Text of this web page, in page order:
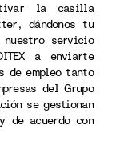
la casilla
dándonos tu
servicio
a enviarte
de empleo tanto
del Grupo
se gestionan
de acuerdo con